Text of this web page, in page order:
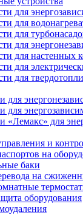
для
для
для
для
для настенных
для
для
для
для
«Лемакс» для
и
на
баки
на
оборудования